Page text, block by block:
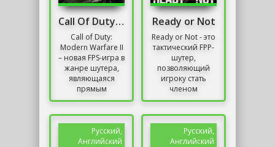
Call Of Duty Modern Warfare 2 / Онлайн 2022
Call of Duty:
Modern Warfare II
– новая FPS-игра в
жанре шутера,
являющаяся
прямым
продолжением
была
разработана...
Ready or Not
Ready or Not - это
тактический FPP-
шутер,
позволяющий
игроку стать
членом
легендарного
Во время игры в
мы выполняем...
Русский,
Английский
Русский,
Английский